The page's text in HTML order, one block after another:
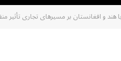
و افغانستان بر مسیرهای تجاری تأثیر